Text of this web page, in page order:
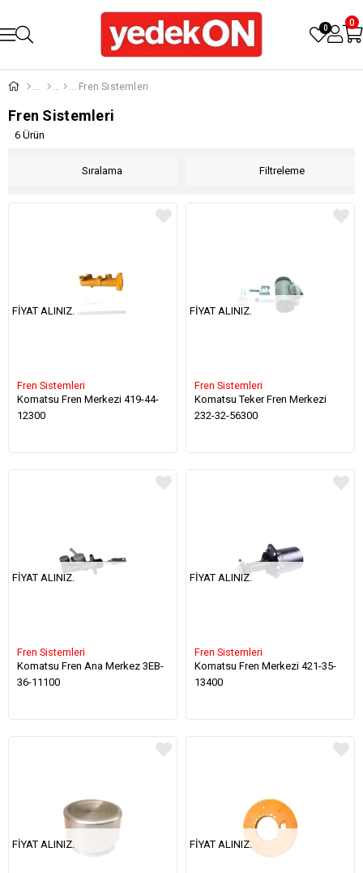
0 0
Fren Sistemleri
Fren Sistemleri
Filtreleme
Sıralama
6 Ürün
Fren Sistemleri
Komatsu Fren Merkezi 419-44-
12300
FIYAT ALINIZ.
Fren Sistemleri
Komatsu Teker Fren Merkezi
232-32-56300
FIYAT ALINIZ.
Fren Sistemleri
Komatsu Fren Ana Merkez 3EB-
36-11100
FIYAT ALINIZ.
Fren Sistemleri
Komatsu Fren Merkezi 421-35-
13400
FIYAT ALINIZ.
FIYAT ALINIZ. FIYAT ALINIZ.